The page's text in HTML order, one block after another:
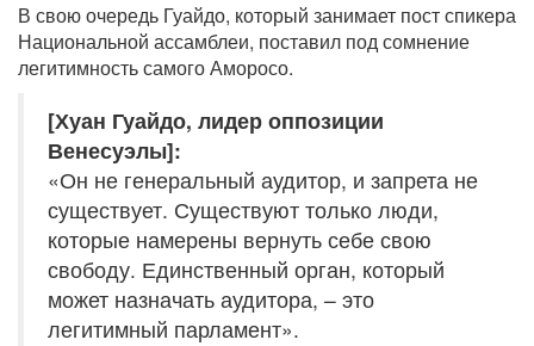
В свою очередь Гуайдо, который занимает пост спикера
Национальной ассамблеи, поставил под сомнение
легитимность самого Аморосо.
[Хуан Гуайдо, лидер оппозиции
Венесуэлы]:
«Он не генеральный аудитор, и запрета не
существует. Существуют только люди,
которые намерены вернуть себе свою
свободу. Единственный орган, который
может назначать аудитора, – это
легитимный парламент».